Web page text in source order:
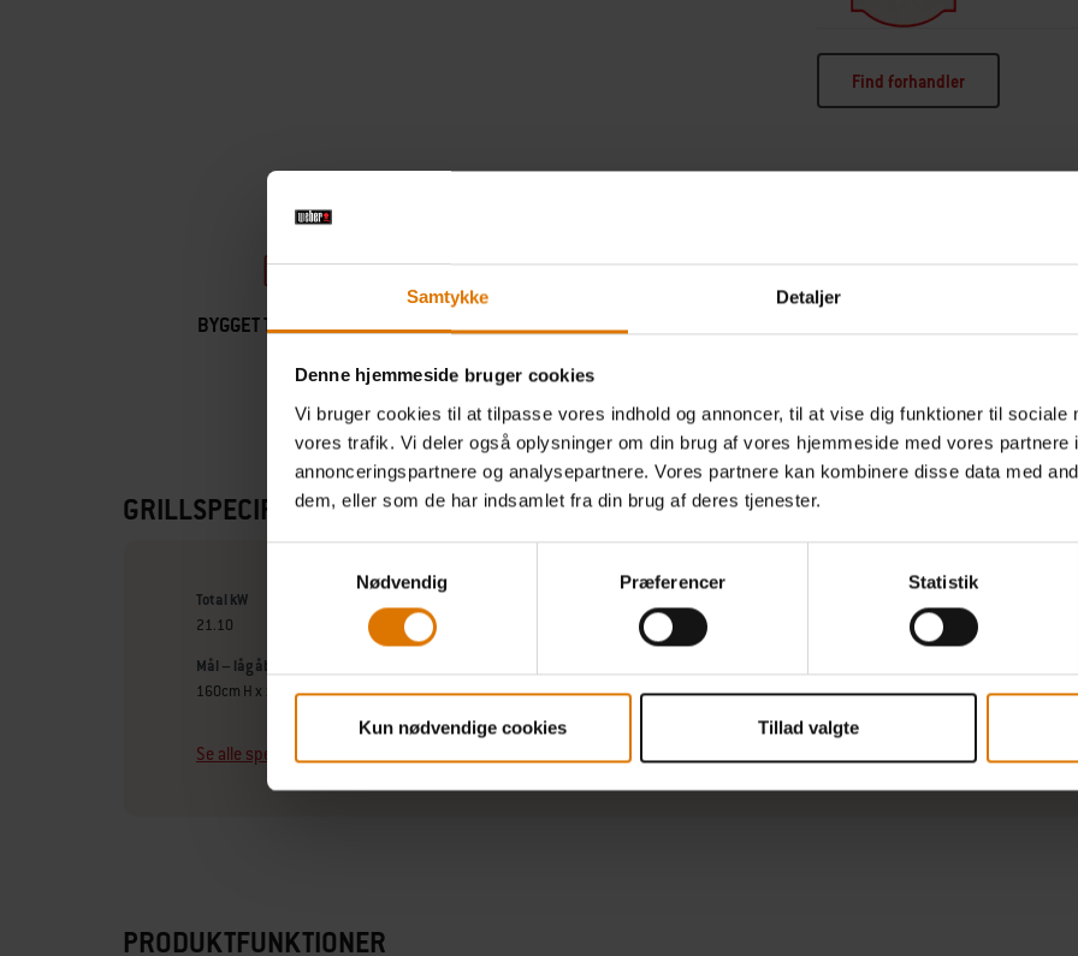
Samtykke Detaljer
Denne hjemmeside bruger cookies
Vi bruger cookies til at tilpasse vores indhold og annoncer, til at vise dig funktioner til sociale
vores trafik. Vi deler også oplysninger om din brug af vores hjemmeside med vores partnere
annonceringspartnere og analysepartnere. Vores partnere kan kombinere disse data med
dem, eller som de har indsamlet fra din brug af deres tjenester.
Nødvendig
Præferencer Statistik
Kun nødvendige cookies Tillad valgte
Find forhandler
BYGGET TIL AT HOLDE
GRILL MED SELVTILLID OG STABIL
GRILLSPECIFIKATIONER
Total kW
21.10
Mål – låg åbent (cm)
160cm H x 183cm B x 77.50cm D
122cm H x 183cm B x 68.50cm D
4168cm2
Se alle specifikationer Garantioplysninger
PRODUKTFUNKTIONER